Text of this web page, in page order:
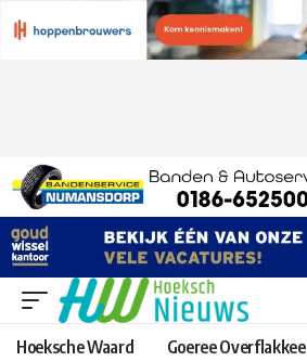
Hoeksche Waard Goeree Overflakkee